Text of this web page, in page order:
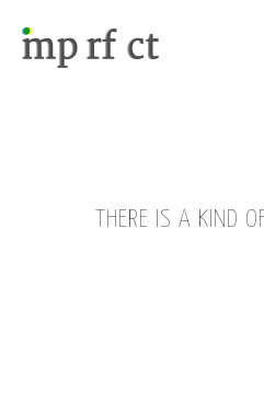
THERE IS A KIND OF